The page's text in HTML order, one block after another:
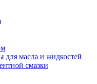
для масла и жидкостей
смазки